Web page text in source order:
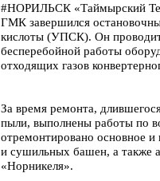
#НОРИЛЬСК «Таймырский
ГМК завершился
кислоты (УПСК). Он
бесперебойной работы
отходящих газов
За время ремонта,
пыли, выполнены работы по
отремонтировано основное
и сушильных башен, а также
«Норникеля».